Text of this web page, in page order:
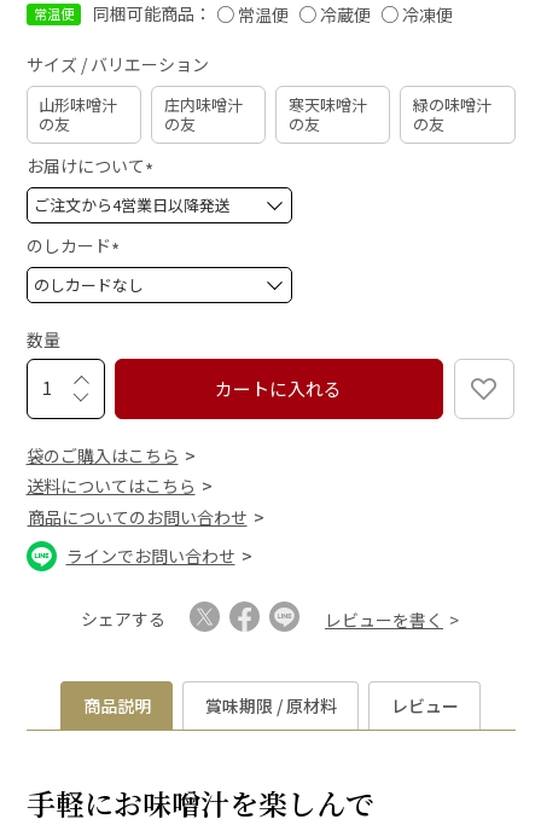
常温便 同梱可能商品： 常温便 冷蔵便 冷凍便
サイズ / バリエーション
山形味噌汁
の友
庄内味噌汁
の友
寒天味噌汁
の友
緑の味噌汁
の友
お届けについて
(
必
)
のしカード
(
必
数量
カートに入れる
袋のご購入はこちら
送料についてはこちら
商品についてのお問い合わせ
ラインでお問い合わせ
シェアする レビューを書く
商品説明 賞味期限 / 原材料 レビュー
手軽にお味噌汁を楽しんで